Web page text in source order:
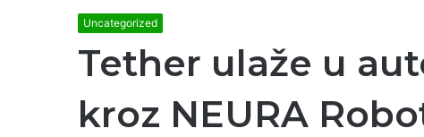
Uncategorized
Tether ulaže u
kroz NEURA